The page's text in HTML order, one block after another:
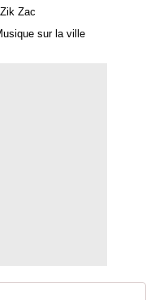
Zac
sur la ville